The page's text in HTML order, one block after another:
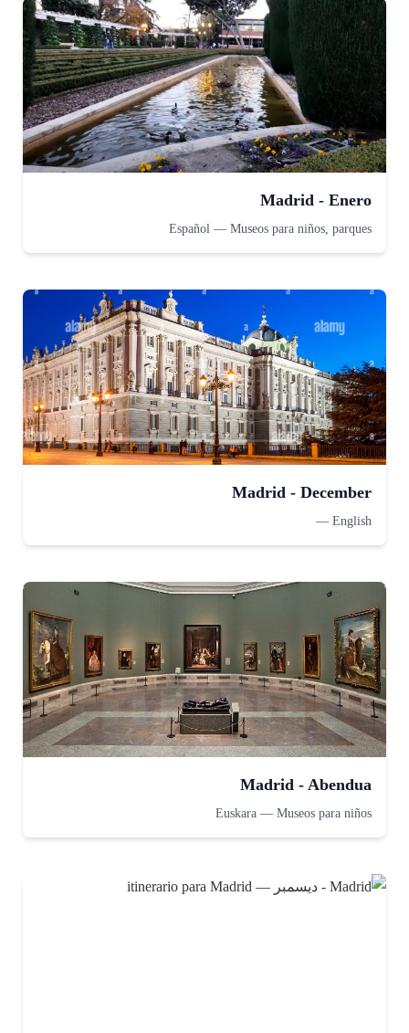
Madrid - Enero
Español — Museos para niños, parques
Madrid - December
English
—
Madrid - Abendua
Euskara — Museos para niños